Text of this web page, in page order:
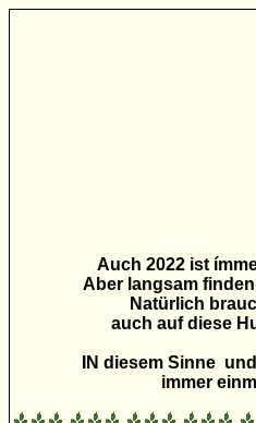
Auch 2022 ist
Aber langsam
Natürlich
auch auf diese
IN diesem Sinne
immer